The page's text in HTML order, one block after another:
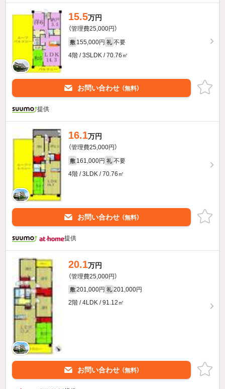
15.5万円
（管理費25,000円）
敷 155,000円 礼 不要
4階 / 3SLDK / 70.76㎡
お問い合わせ （無料）
提供
16.1万円
（管理費25,000円）
敷 161,000円 礼 不要
4階 / 3LDK / 70.76㎡
お問い合わせ （無料）
提供
20.1万円
（管理費25,000円）
敷 201,000円 礼 201,000円
2階 / 4LDK / 91.12㎡
お問い合わせ （無料）